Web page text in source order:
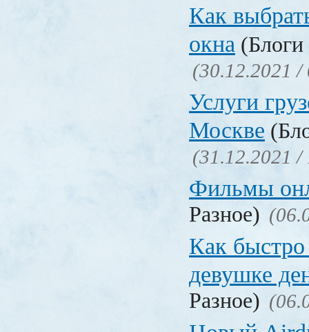
Как
окна (Блоги
(30.12.2021 /
Услуги
Москве
(31.12.2021 /
Фильмы
Разное)
Как быстро
девушке
Разное)